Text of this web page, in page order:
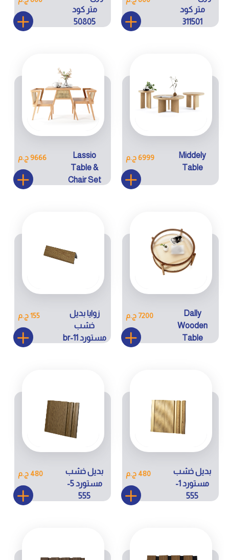
متر كود
311501
متر كود
50805
Middely
Table
6999 ج.م
Lassio
Table &
Chair Set
9666 ج.م
Dally
Wooden
Table
7200 ج.م
زوايا بديل
خشب
مستورد br-11
155 ج.م
بديل خشب
مستورد 1-
555
480 ج.م
بديل خشب
مستورد 5-
555
480 ج.م